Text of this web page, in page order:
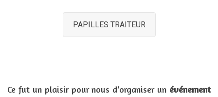
PAPILLES TRAITEUR
Ce fut un plaisir pour nous d’organiser un événement